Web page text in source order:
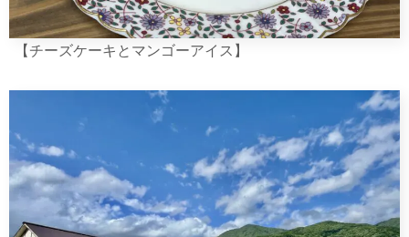
【チーズケーキとマンゴーアイス】